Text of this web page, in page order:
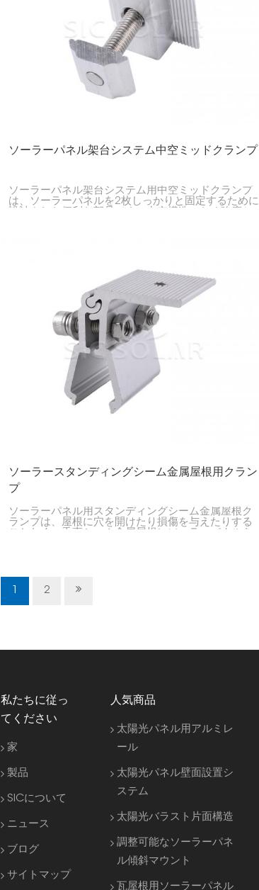
ソーラーパネル架台システム中空ミッドクランプ
ソーラーパネル架台システム用中空ミッドクランプ
は、ソーラーパネルを2枚しっかりと固定するために
ソーラースタンディングシーム金属屋根用クラン
プ
ソーラーパネル用スタンディングシーム金属屋根ク
ランプは、屋根に穴を開けたり損傷を与えたりする
2
私たちに従っ
てください
家
製品
SICについて
ニュース
ブログ
サイトマップ
人気商品
太陽光パネル用アルミレ
ール
太陽光パネル壁面設置シ
ステム
太陽光バラスト片面構造
調整可能なソーラーパネ
ル傾斜マウント
瓦屋根用ソーラーパネル